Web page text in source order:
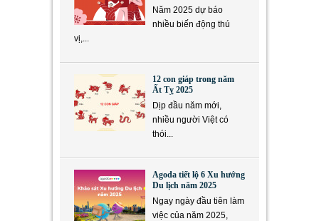
Năm 2025 dự báo
nhiều biến động thú
vị,...
12 con giáp trong năm
Ất Tỵ 2025
Dịp đầu năm mới,
nhiều người Việt có
thói...
Agoda tiết lộ 6 Xu hướng
Du lịch năm 2025
Ngay ngày đầu tiên làm
việc của năm 2025,